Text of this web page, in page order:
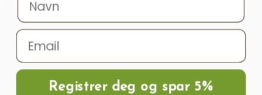
BABY H
Registrer deg og spar 5%